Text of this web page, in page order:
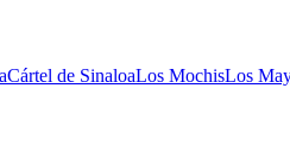
Cártel de SinaloaLos MochisLos